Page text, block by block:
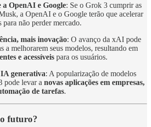
a OpenAI e Google: Se o Grok 3 cumprir as
a OpenAI e o Google terão que acelerar
para não perder mercado.
mais inovação: O avanço da xAI pode
a melhorarem seus modelos, resultando em
e acessíveis para os usuários.
generativa: A popularização de modelos
pode levar a novas aplicações em empresas,
de tarefas.
futuro?